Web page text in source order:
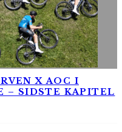
X AOC I
– SIDSTE KAPITEL